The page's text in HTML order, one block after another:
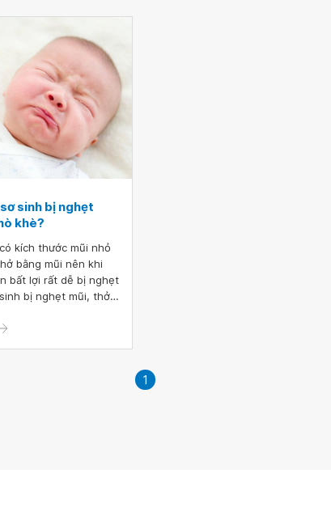
sinh bị nghẹt
khè?
kích thước mũi nhỏ
bằng mũi nên khi
bất lợi rất dễ bị nghẹt
bị nghẹt mũi, thở
có biểu hiện khó thở
1